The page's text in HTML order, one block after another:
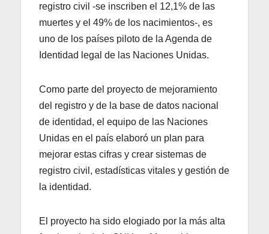
registro civil -se inscriben el 12,1% de las
muertes y el 49% de los nacimientos-, es
uno de los países piloto de la Agenda de
Identidad legal de las Naciones Unidas.
Como parte del proyecto de mejoramiento
del registro y de la base de datos nacional
de identidad, el equipo de las Naciones
Unidas en el país elaboró un plan para
mejorar estas cifras y crear sistemas de
registro civil, estadísticas vitales y gestión de
la identidad.
El proyecto ha sido elogiado por la más alta